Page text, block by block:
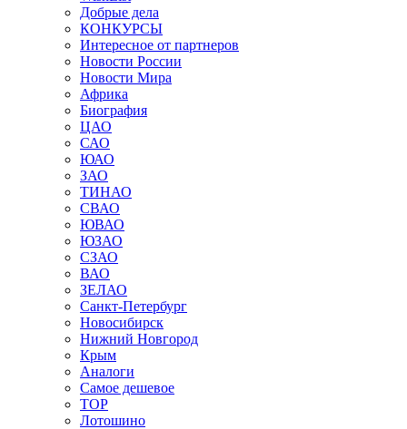
Добрые дела
КОНКУРСЫ
Интересное от партнеров
Новости России
Новости Мира
Африка
Биография
ЦАО
САО
ЮАО
ЗАО
ТИНАО
СВАО
ЮВАО
ЮЗАО
СЗАО
ВАО
ЗЕЛАО
Санкт-Петербург
Новосибирск
Нижний Новгород
Крым
Аналоги
Самое дешевое
TOP
Лотошино